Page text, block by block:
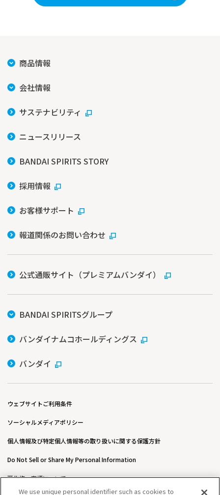
商品情報
会社情報
サステナビリティ
ニュースリリース
BANDAI SPIRITS STORY
採用情報
お客様サポート
報道関係のお問い合わせ
公式通販サイト（プレミアムバンダイ）
BANDAI SPIRITSグループ
バンダイナムコホールディングス
バンダイ
ウェブサイトご利用条件
ソーシャルメディアポリシー
個人情報及び特定個人情報等の取り扱いに関する保護方針
Do Not Sell or Share My Personal Information
著作権・商標について
We use unique personal identifier such as cookies to